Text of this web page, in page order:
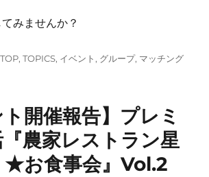
みませんか？
カ
ー
TOP,TOPICS, イベント , グループ, マッチング
ト開催報告】プレミ
農家レストラン星
★お食事会』Vol.2